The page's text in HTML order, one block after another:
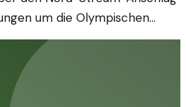
um die Olympischen
Auch Veteranen